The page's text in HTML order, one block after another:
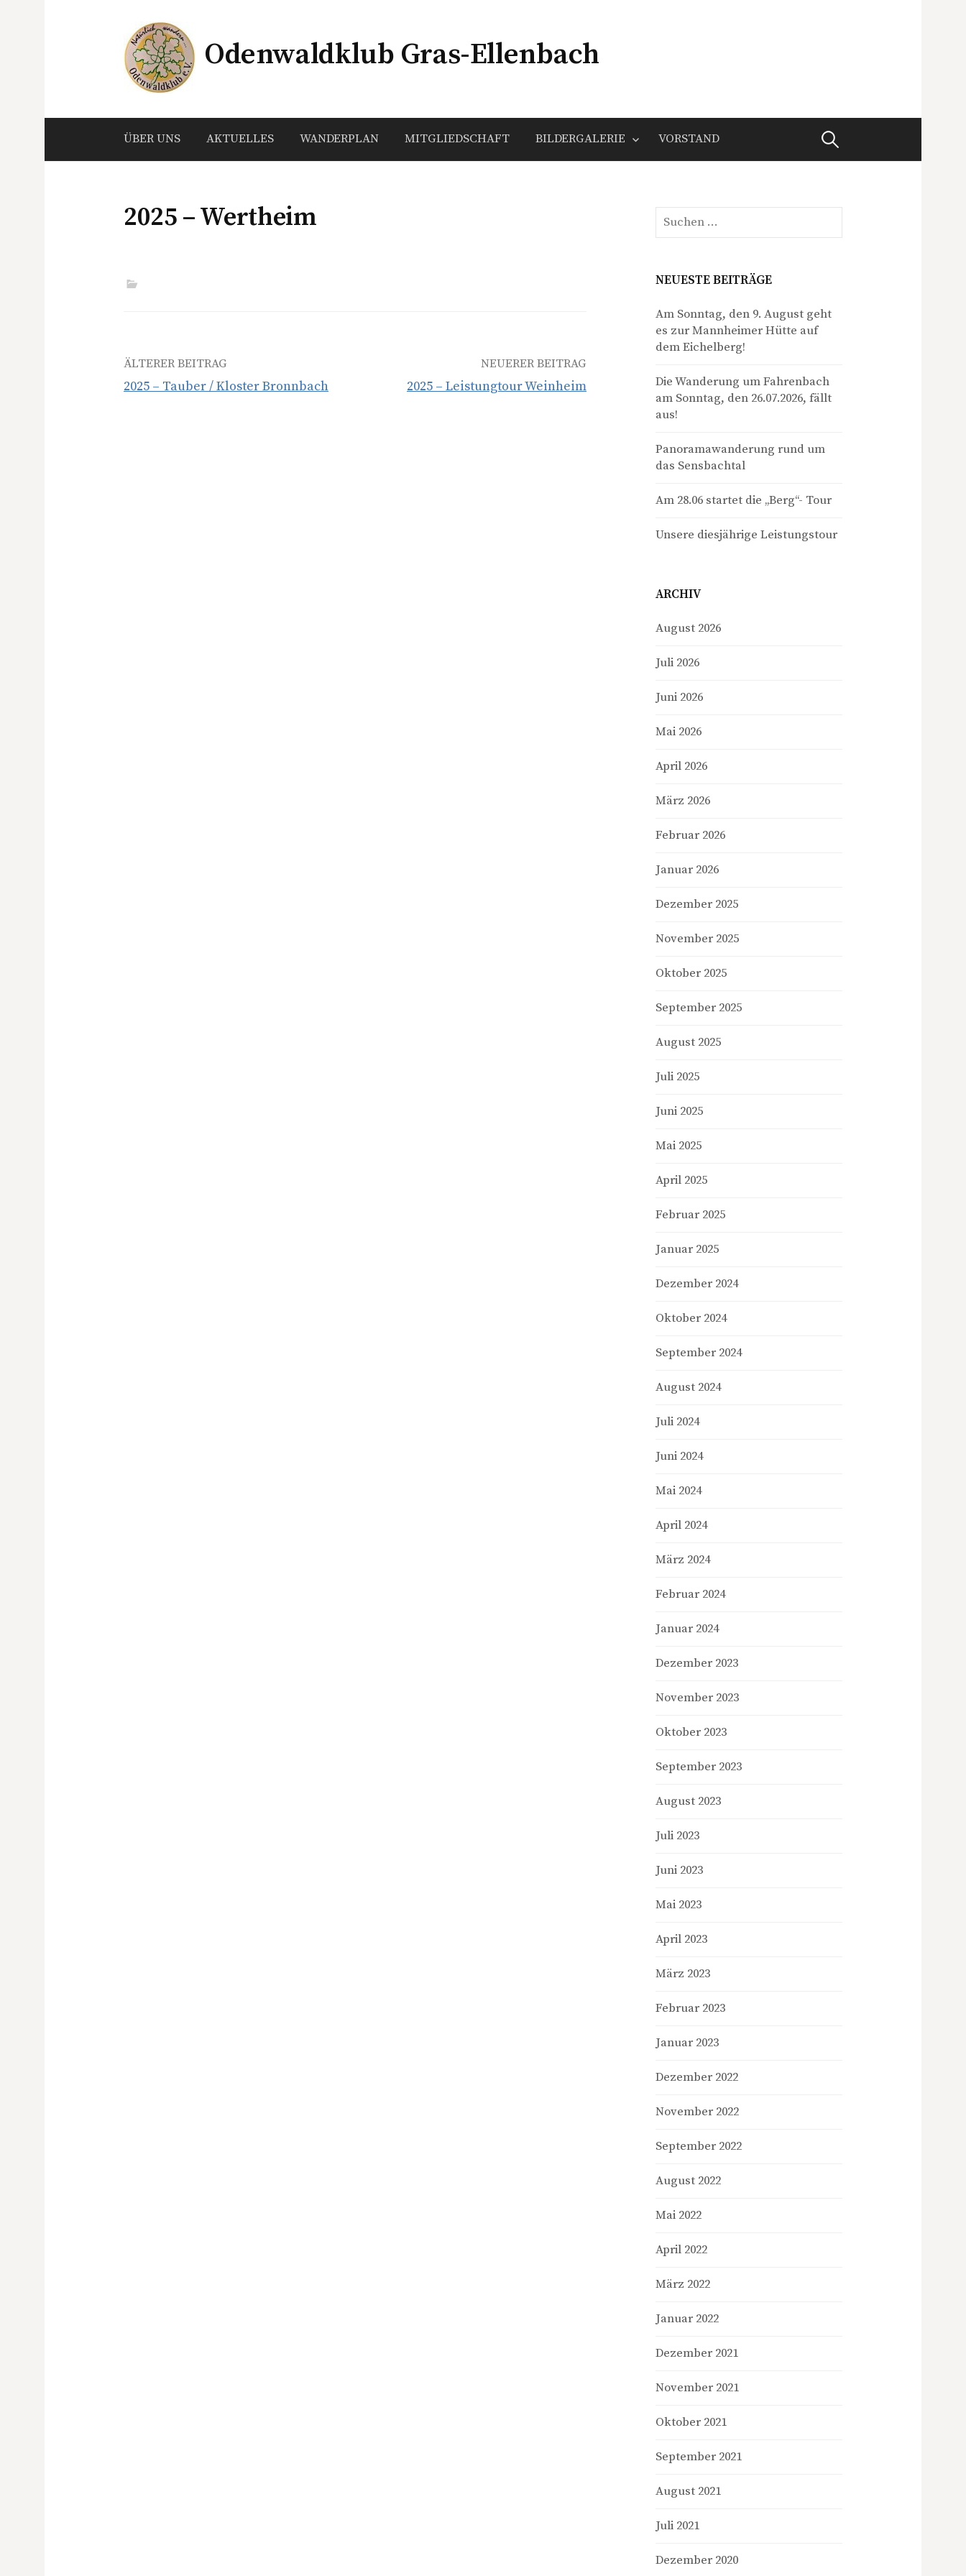
Odenwaldklub Gras-Ellenbach
ÜBER UNS AKTUELLES WANDERPLAN MITGLIEDSCHAFT BILDERGALERIE VORSTAND Suchen
2025 – Wertheim
Beitrags-
ÄLTERER BEITRAG
2025 – Tauber / Kloster Bronnbach
NEUERER BEITRAG
2025 – Leistungtour Weinheim
Suchen
nach:
NEUESTE BEITRÄGE
Am Sonntag, den 9. August geht
es zur Mannheimer Hütte auf
dem Eichelberg!
Die Wanderung um Fahrenbach
am Sonntag, den 26.07.2026, fällt
aus!
Panoramawanderung rund um
das Sensbachtal
Am 28.06 startet die „Berg“- Tour
Unsere diesjährige Leistungstour
ARCHIV
August 2026
Juli 2026
Juni 2026
Mai 2026
April 2026
März 2026
Februar 2026
Januar 2026
Dezember 2025
November 2025
Oktober 2025
September 2025
August 2025
Juli 2025
Juni 2025
Mai 2025
April 2025
Februar 2025
Januar 2025
Dezember 2024
Oktober 2024
September 2024
August 2024
Juli 2024
Juni 2024
Mai 2024
April 2024
März 2024
Februar 2024
Januar 2024
Dezember 2023
November 2023
Oktober 2023
September 2023
August 2023
Juli 2023
Juni 2023
Mai 2023
April 2023
März 2023
Februar 2023
Januar 2023
Dezember 2022
November 2022
September 2022
August 2022
Mai 2022
April 2022
März 2022
Januar 2022
Dezember 2021
November 2021
Oktober 2021
September 2021
August 2021
Juli 2021
Dezember 2020